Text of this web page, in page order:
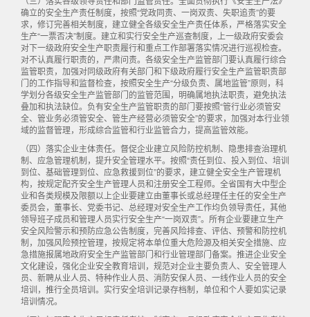
确立的安全生产责任制度，按照“党政同责、一岗双责、失职追责”的要
求，修订完善相关制度，建立健全各级安全生产责任体系，严格落实安全
生产“一票否决”制度。建立和实行安全生产巡查制度，上一级政府安委会
对下一级政府安全生产职责履行和重点工作部署落实情况进行巡视检查。
对不认真履行职责的，严肃问责。各级安全生产监管部门要认真履行综合
监管职责，加强对同级政府有关部门和下级政府履行安全生产监管职责部
门的工作指导和监督检查，按照安全生产“分级负责、属地监管”原则，科
学划分各级安全生产监管部门的监管范围，明确属地执法职责，避免执法
叠加和执法缺位。负有安全生产监管职责的部门要按照“管行业必须管安
全、管业务必须管安全、管生产经营必须管安全”的要求，加强对本行业领
域的监督管理，形成综合监管和行业监管合力，提高监管效能。
（四）落实企业主体责任。督促企业建立风险防控机制、隐患排查治理机
制、应急管理机制，提升安全管理水平。按照“责任到位、投入到位、培训
到位、基础管理到位、应急救援到位”的要求，建立健全安全生产管理机
构，按规定配齐安全生产管理人员和注册安全工程师。全省国有大中型企
业和各类规模及限额以上企业要建立由董事长或总经理任主任的安全生产
委员会，董事长、党委书记、总经理对安全生产工作均负领导责任，其他
领导班子成员和管理人员实行安全生产“一岗双责”。所有企业要建立生产
安全风险警示和预防应急公告制度，完善风险排查、评估、预警和防控机
制，加强风险预控管理，按规定将本单位重大危险源及相关安全措施、应
急措施报属地政府安全生产监管部门和行业管理部门备案。推进企业安全
文化建设，强化企业安全教育培训，规范对企业主要负责人、安全管理人
员、新聘从业人员、特种作业人员、消防安保人员、一线作业人员的安全
培训，推行全员培训。实行安全培训记录存档制，单位和个人要如实记录
培训情况。